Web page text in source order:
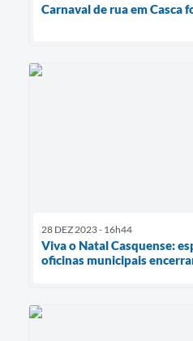
Carnaval de rua em Casca
28 DEZ 2023 - 16h44
Viva o Natal Casquense:
oficinas municipais